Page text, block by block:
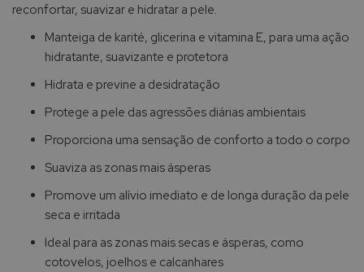
reconfortar, suavizar e hidratar a pele.
Manteiga de karité, glicerina e vitamina E, para uma ação
hidratante, suavizante e protetora
Hidrata e previne a desidratação
Protege a pele das agressões diárias ambientais
Proporciona uma sensação de conforto a todo o corpo
Suaviza as zonas mais ásperas
Promove um alívio imediato e de longa duração da pele
seca e irritada
Ideal para as zonas mais secas e ásperas, como
cotovelos, joelhos e calcanhares